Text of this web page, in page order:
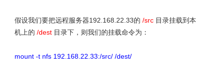
假设我们要把远程服务器192.168.22.33的 /src 目录挂载到本
机上的 /dest 目录下，则我们的挂载命令为：
mount -t nfs 192.168.22.33:/src/ /dest/